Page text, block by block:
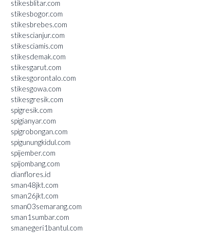
stikesblitar.com
stikesbogor.com
stikesbrebes.com
stikescianjur.com
stikesciamis.com
stikesdemak.com
stikesgarut.com
stikesgorontalo.com
stikesgowa.com
stikesgresik.com
spigresik.com
spigianyar.com
spigrobongan.com
spigunungkidul.com
spijember.com
spijombang.com
dianflores.id
sman48jkt.com
sman26jkt.com
sman03semarang.com
sman1sumbar.com
smanegeri1bantul.com